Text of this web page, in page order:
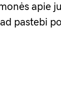
apie
pastebi